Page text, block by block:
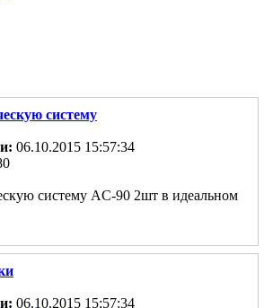
систему
06.10.2015 15:57:34
систему AC-90 2шт в идеальном
06.10.2015 15:57:34